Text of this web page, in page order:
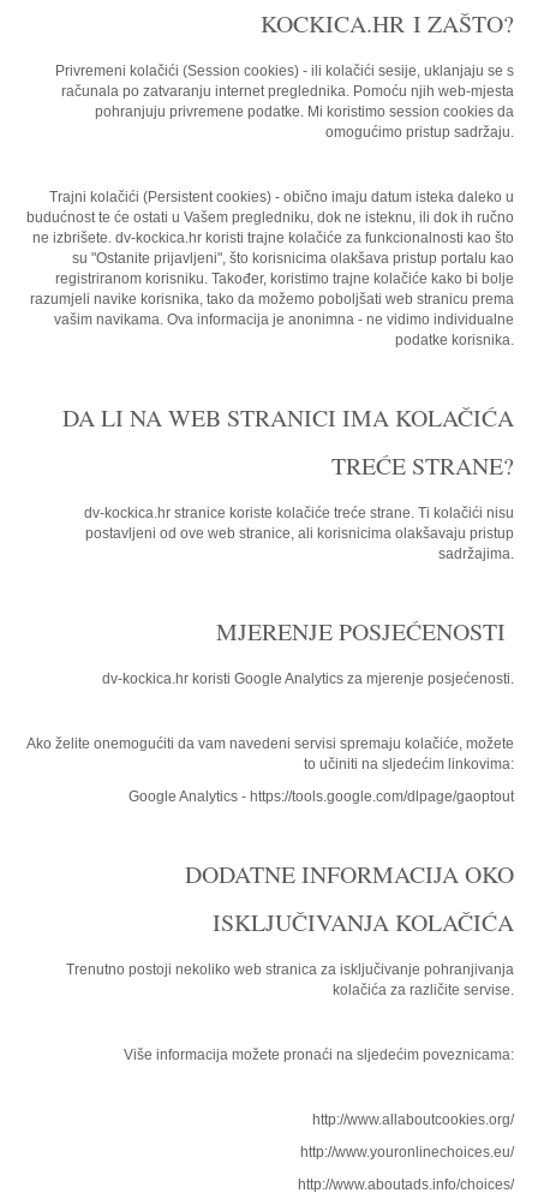
KOCKICA.HR I ZAŠTO?
Privremeni kolačići (Session cookies) - ili kolačići sesije, uklanjaju se s
računala po zatvaranju internet preglednika. Pomoću njih web-mjesta
pohranjuju privremene podatke. Mi koristimo session cookies da
omogućimo pristup sadržaju.
Trajni kolačići (Persistent cookies) - obično imaju datum isteka daleko u
budućnost te će ostati u Vašem pregledniku, dok ne isteknu, ili dok ih ručno
ne izbrišete. dv-kockica.hr koristi trajne kolačiće za funkcionalnosti kao što
su "Ostanite prijavljeni", što korisnicima olakšava pristup portalu kao
registriranom korisniku. Također, koristimo trajne kolačiće kako bi bolje
razumjeli navike korisnika, tako da možemo poboljšati web stranicu prema
vašim navikama. Ova informacija je anonimna - ne vidimo individualne
podatke korisnika.
DA LI NA WEB STRANICI IMA KOLAČIĆA
TREĆE STRANE?
dv-kockica.hr stranice koriste kolačiće treće strane. Ti kolačići nisu
postavljeni od ove web stranice, ali korisnicima olakšavaju pristup
sadržajima.
MJERENJE POSJEĆENOSTI
dv-kockica.hr koristi Google Analytics za mjerenje posjećenosti.
Ako želite onemogućiti da vam navedeni servisi spremaju kolačiće, možete
to učiniti na sljedećim linkovima:
Google Analytics - https://tools.google.com/dlpage/gaoptout
DODATNE INFORMACIJA OKO
ISKLJUČIVANJA KOLAČIĆA
Trenutno postoji nekoliko web stranica za isključivanje pohranjivanja
kolačića za različite servise.
Više informacija možete pronaći na sljedećim poveznicama:
http://www.allaboutcookies.org/
http://www.youronlinechoices.eu/
http://www.aboutads.info/choices/